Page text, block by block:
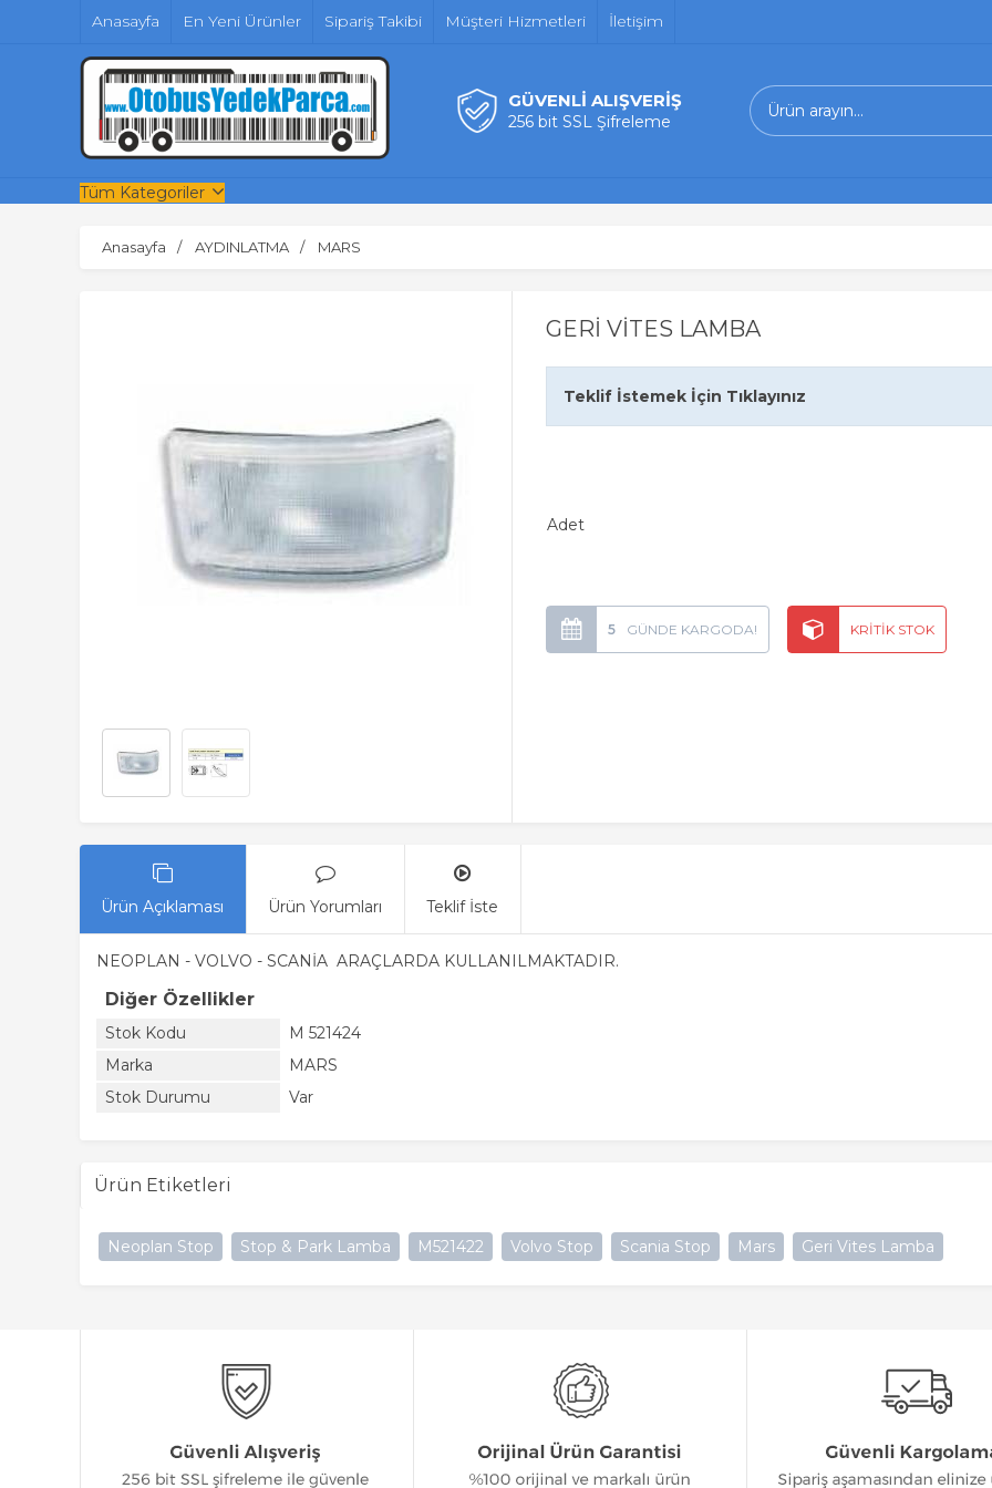
Anasayfa En Yeni Ürünler Sipariş Takibi Müşteri Hizmetleri İletişim
GÜVENLİ ALIŞVERİŞ
256 bit SSL Şifreleme
Tüm Kategoriler
Anasayfa AYDINLATMA MARS
GERİ VİTES LAMBA
Teklif İstemek İçin Tıklayınız
Adet
5
Ürün Açıklaması Ürün Yorumları Teklif İste
NEOPLAN - VOLVO - SCANİA ARAÇLARDA KULLANILMAKTADIR.
Diğer Özellikler
Stok Kodu
M 521424
Marka
MARS
Stok Durumu
Var
Ürün Etiketleri
Neoplan Stop Stop & Park Lamba M521422 Volvo Stop Scania Stop Mars Geri Vites Lamba